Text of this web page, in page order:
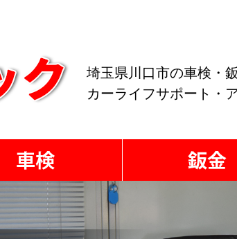
埼玉県川口市の車検・
カーライフサポート・